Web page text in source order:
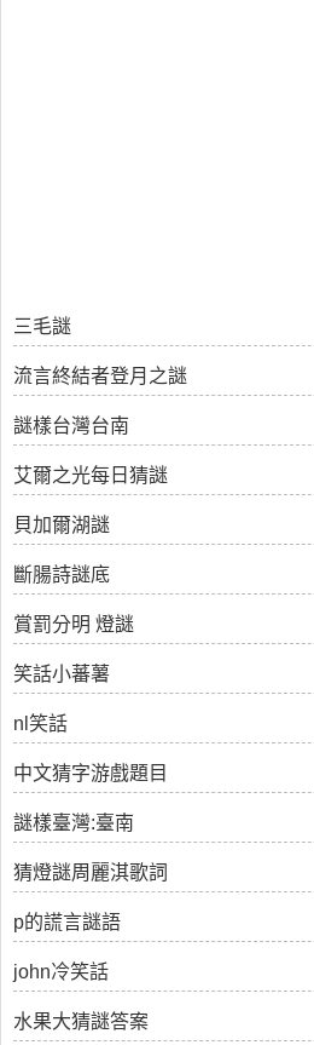
三毛謎
流言終結者登月之謎
謎樣台灣台南
艾爾之光每日猜謎
貝加爾湖謎
斷腸詩謎底
賞罰分明 燈謎
笑話小蕃薯
nl笑話
中文猜字游戲題目
謎樣臺灣:臺南
猜燈謎周麗淇歌詞
p的謊言謎語
john冷笑話
水果大猜謎答案